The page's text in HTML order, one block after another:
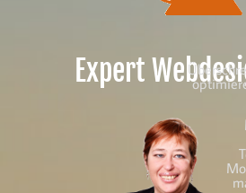
Expert